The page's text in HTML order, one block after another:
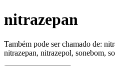
nitrazepan
Também pode ser chamado de:
nitrazepan, nitrazepol, sonebom,